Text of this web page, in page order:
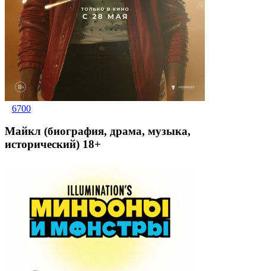
6700
Майкл (биография, драма, музыка,
исторический) 18+